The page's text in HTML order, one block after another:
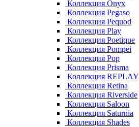
Коллекция Onyx
Коллекция Pegaso
Коллекция Pequod
Коллекция Play
Коллекция Poetique
Коллекция Pompei
Коллекция Pop
Коллекция Prisma
Коллекция REPLAY
Коллекция Retina
Коллекция Riverside
Коллекция Saloon
Коллекция Saturnia
Коллекция Shades